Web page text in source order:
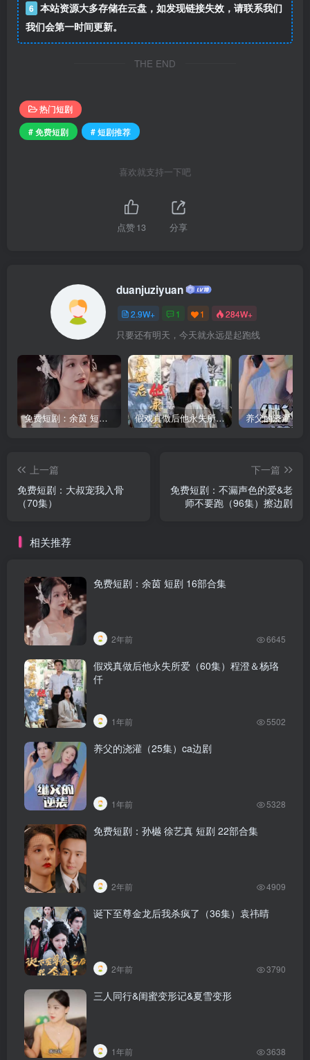
6 本站资源大多存储在云盘，如发现链接失效，请联系我们
我们会第一时间更新。
THE END
热门短剧
# 免费短剧
# 短剧推荐
喜欢就支持一下吧
点赞13 分享
duanjuziyuan
2.9W+ 1 1 284W+
只要还有明天，今天就永远是起跑线
免费短剧：余茵 短剧 16部合集 假戏真做后他永失所爱（60集）程澄＆杨珞仟
上一篇
免费短剧：大叔宠我入骨
（70集）
下一篇
免费短剧：不漏声色的爱&老
师不要跑（96集）擦边剧
相关推荐
免费短剧：余茵 短剧 16部合集
2年前 6645
假戏真做后他永失所爱（60集）程澄＆杨珞
仟
1年前 5502
养父的浇灌（25集）ca边剧
1年前 5328
免费短剧：孙樾 徐艺真 短剧 22部合集
2年前 4909
诞下至尊金龙后我杀疯了（36集）袁祎晴
2年前 3790
三人同行&闺蜜变形记&夏雪变形
1年前 3638